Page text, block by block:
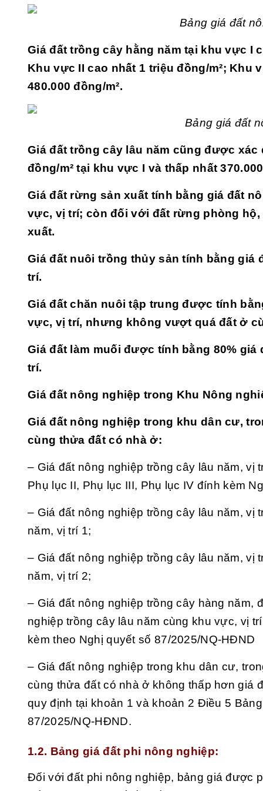
Bảng giá đất
Giá đất trồng cây hằng năm tại khu vực I
Khu vực II cao nhất 1 triệu đồng/m²; Khu
480.000 đồng/m².
Bảng giá đất
Giá đất trồng cây lâu năm cũng được
đồng/m² tại khu vực I và thấp nhất
Giá đất rừng sản xuất tính bằng giá đất
vực, vị trí; còn đối với đất rừng phòng
xuất.
Giá đất nuôi trồng thủy sản tính bằng
trí.
Giá đất chăn nuôi tập trung được tính
vực, vị trí, nhưng không vượt quá đất ở
Giá đất làm muối được tính bằng 80%
trí.
Giá đất nông nghiệp trong Khu Nông
Giá đất nông nghiệp trong khu dân cư,
cùng thửa đất có nhà ở:
– Giá đất nông nghiệp trồng cây lâu năm,
Phụ lục II, Phụ lục III, Phụ lục IV đính kèm
– Giá đất nông nghiệp trồng cây lâu năm,
năm, vị trí 1;
– Giá đất nông nghiệp trồng cây lâu năm,
năm, vị trí 2;
– Giá đất nông nghiệp trồng cây hàng năm,
nghiệp trồng cây lâu năm cùng khu vực, vị
kèm theo Nghị quyết số 87/2025/NQ-HĐND
– Giá đất nông nghiệp trong khu dân cư,
cùng thửa đất có nhà ở không thấp hơn giá
quy định tại khoản 1 và khoản 2 Điều 5
87/2025/NQ-HĐND.
1.2. Bảng giá đất phi nông nghiệp:
Đối với đất phi nông nghiệp, bảng giá được